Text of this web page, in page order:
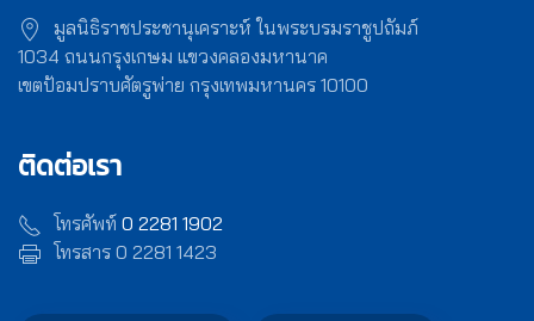
มูลนิธิราชประชานุเคราะห์ ในพระบรมราชูปถัมภ์
1034 ถนนกรุงเกษม แขวงคลองมหานาค
เขตป้อมปราบศัตรูพ่าย กรุงเทพมหานคร 10100
ติดต่อเรา
โทรศัพท์ 0 2281 1902
โทรสาร 0 2281 1423